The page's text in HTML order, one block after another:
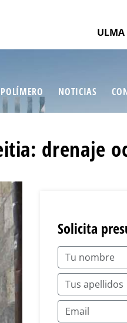
ULMA
NOTICIAS
drenaje
Solicita